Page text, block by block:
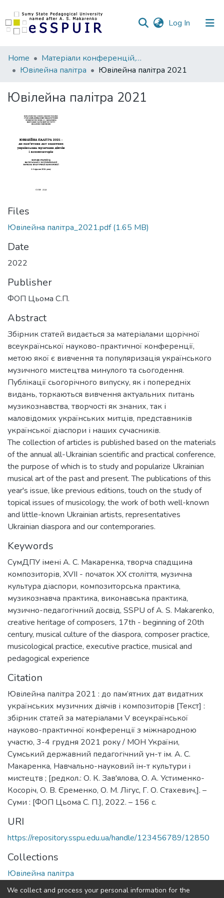
Log In (current)
Communities
&
All of DSpace
Statistics
Home
Матеріали конференцій, семінарів, читань
Ювілейна палітра
Ювілейна палітра 2021
Ювілейна палітра 2021
Files
Ювілейна палітра_2021.pdf(1.65 MB)
Date
2022
Publisher
ФОП Цьома С.П.
Abstract
Збірник статей видається за матеріалами щорічної
всеукраїнської науково-практичної конференції,
метою якої є вивчення та популяризація українського
музичного мистецтва минулого та сьогодення.
Публікації сьогорічного випуску, як і попередніх
видань, торкаються вивчення актуальних питань
музикознавства, творчості як знаних, так і
маловідомих українських митців, представників
української діаспори і наших сучасників.
The collection of articles is published based on the materials
of the annual all-Ukrainian scientific and practical conference,
the purpose of which is to study and popularize Ukrainian
musical art of the past and present. The publications of this
year's issue, like previous editions, touch on the study of
topical issues of musicology, the work of both well-known
and little-known Ukrainian artists, representatives
Ukrainian diaspora and our contemporaries.
Keywords
СумДПУ імені А. С. Макаренка, творча спадщина
композиторів, XVII - початок XX століття, музична
культура діаспори, композиторська практика,
музикознавча практика, виконавська практика,
музично-педагогічний досвід, SSPU of A. S. Makarenko,
creative heritage of composers, 17th - beginning of 20th
century, musical culture of the diaspora, composer practice,
musicological practice, executive practice, musical and
pedagogical experience
Citation
Ювілейна палітра 2021 : до пам’ятних дат видатних
українських музичних діячів і композиторів [Текст] :
збірник статей за матеріалами V всеукраїнської
науково-практичної конференції з міжнародною
участю, 3-4 грудня 2021 року / МОН України,
Сумський державний педагогічний ун-т ім. А. С.
Макаренка, Навчально-науковий ін-т культури і
мистецтв ; [редкол.: О. К. Зав'ялова, О. А. Устименко-
Косоріч, О. В. Єременко, О. М. Лігус, Г. О. Стахевич,]. –
Суми : [ФОП Цьома С. П.], 2022. – 156 с.
URI
https://repository.sspu.edu.ua/handle/123456789/12850
Collections
Ювілейна палітра
We collect and process your personal information for the